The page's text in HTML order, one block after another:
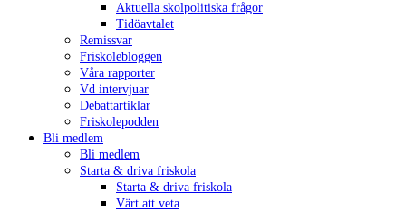
Aktuella skolpolitiska frågor
Tidöavtalet
Remissvar
Friskolebloggen
Våra rapporter
Vd intervjuar
Debattartiklar
Friskolepodden
Bli medlem
Bli medlem
Starta & driva friskola
Starta & driva friskola
Värt att veta